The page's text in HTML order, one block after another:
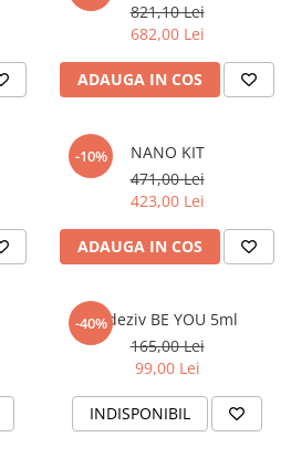
821,10 Lei
682,00 Lei
ADAUGA IN COS
-10%
NANO KIT
471,00 Lei
423,00 Lei
ADAUGA IN COS
-40%Adeziv BE YOU 5ml
165,00 Lei
99,00 Lei
INDISPONIBIL